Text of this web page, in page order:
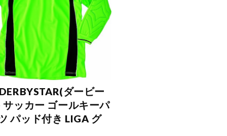
DERBYSTAR(ダービー
サッカー ゴールキーパ
パッド付き LIGA グ